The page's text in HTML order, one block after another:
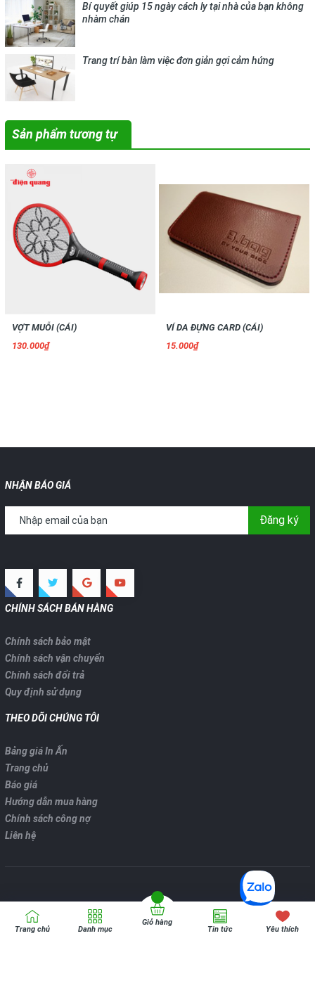
Bí quyết giúp 15 ngày cách ly tại nhà của bạn không
nhàm chán
Trang trí bàn làm việc đơn giản gợi cảm hứng
Sản phẩm tương tự
VỢT MUỖI (CÁI)
130.000₫
VÍ DA ĐỰNG CARD (CÁI)
15.000₫
NHẬN BÁO GIÁ
Đăng ký
CHÍNH SÁCH BÁN HÀNG
Chính sách bảo mật
Chính sách vận chuyển
Chính sách đổi trả
Quy định sử dụng
THEO DÕI CHÚNG TÔI
Bảng giá In Ấn
Trang chủ
Báo giá
Hướng dẫn mua hàng
Chính sách công nợ
Liên hệ
Bản quyển thuộc về VPP ONLINE
Trang chủ Danh mục
Giỏ hàng
Tin tức Yêu thích